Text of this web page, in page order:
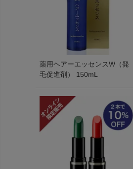
薬用ヘアーエッセンスW（発
毛促進剤） 150mL